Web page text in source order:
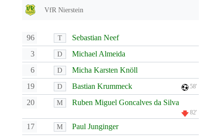
VfR Nierstein
96 T
Sebastian Neef
3
D
Michael Almeida
6
D
Micha Karsten Knöll
19
D Bastian Krummeck 58'
20 M Ruben Miguel Goncalves da Silva
82'
17 M
Paul Junginger